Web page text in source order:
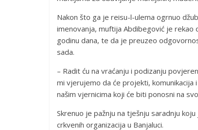
Nakon što ga je reisu-l-ulema ogrnuo
imenovanja, muftija Abdibegović je
godinu dana, te da je preuzeo
sada.
– Radit ću na vraćanju i podizanju
mi vjerujemo da će projekti,
našim vjernicima koji će biti ponosni na
Skrenuo je pažnju na tješnju saradnju
crkvenih organizacija u Banjaluci.